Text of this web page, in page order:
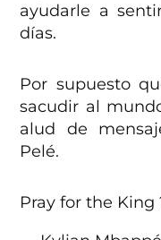
ayudarle a
días.
Por supuesto
sacudir al
alud de
Pelé.
Pray for the King